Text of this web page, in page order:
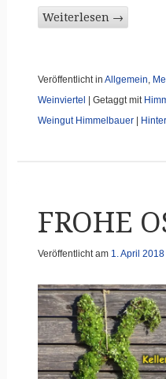
Weiterlesen →
Veröffentlicht in Allgemein,
Weinviertel
Getaggt mit
Weingut Himmelbauer
FROHE
Veröffentlicht am 1. April 2018